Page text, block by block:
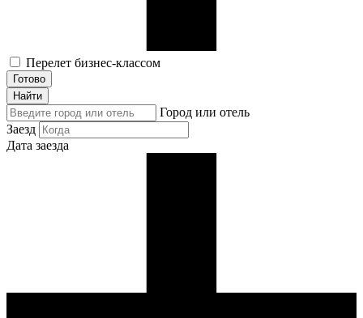
Перелет бизнес-классом
Готово
Найти
Город или отель
Заезд
Дата заезда